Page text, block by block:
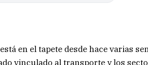
en el tapete desde hace varias
vinculado al transporte y los